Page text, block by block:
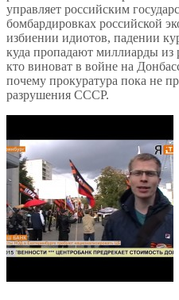
управляет российским
бомбардировках российской
избиении идиотов, падении
куда пропадают миллиарды из
кто виноват в войне на
почему прокуратура пока не
разрушения СССР.